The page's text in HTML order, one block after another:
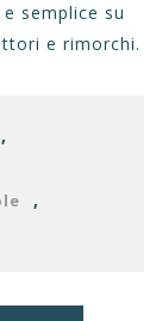
semplice su
e rimorchi.
,
,